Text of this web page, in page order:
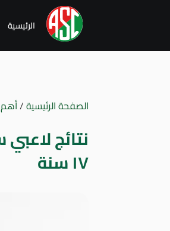
الرئيسية
الصفحة الرئيسية/أهم
نتائج
١٧ سنة